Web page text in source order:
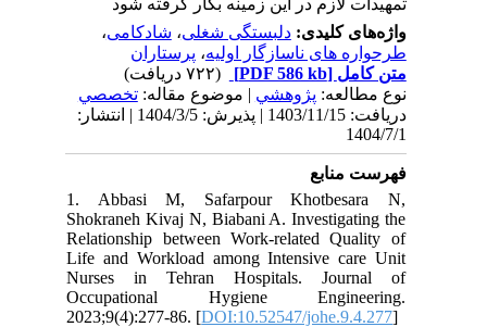
واژه‌های کلیدی:دلبستگی شغلی،شادکامی،
طرحواره های ناسازگار اولیه،پرستاران
متن کامل[PDF 586 kb]
(۷۲۲ دریافت)
نوع مطالعه:پژوهشي| موضوع مقاله:تخصصي
دریافت: 1403/11/15 | پذیرش: 1404/3/5 | انتشار:
فهرست منابع
1. Abbasi M, Safarpour Khotbesara N,
Shokraneh Kivaj N, Biabani A. Investigating the
Relationship between Work-related Quality of
Life and Workload among Intensive care Unit
Nurses in Tehran Hospitals. Journal of
Occupational Hygiene Engineering.
2023;9(4):277-86. [DOI:10.52547/johe.9.4.277